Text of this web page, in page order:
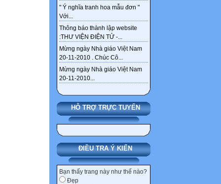
" Ý nghĩa tranh hoa mẫu đơn "
Với...
Thông báo thành lập website
:THƯ VIỆN ĐIỆN TỬ -...
Mừng ngày Nhà giáo Việt Nam
20-11-2010 . Chúc Cô...
Mừng ngày Nhà giáo Việt Nam
20-11-2010...
HỖ TRỢ TRỰC TUYẾN
ĐIỀU TRA Ý KIẾN
Bạn thấy trang này như thế nào?
Đẹp